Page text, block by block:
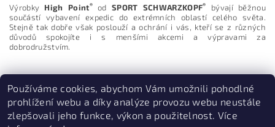
osobních údajů
Výrobky High Point®odSPORT SCHWARZKOPF®
bývají běžnou
součástí vybavení expedic do extrémních oblastí celého světa.
Stejně tak dobře však poslouží a ochrání i vás, kteří se z různých
důvodů spokojíte i s menšími akcemi a výpravami za
dobrodružstvím.
Používáme cookies, abychom Vám umožnili pohodlné
prohlížení webu a díky analýze provozu webu neustále
zlepšovali jeho funkce, výkon a použitelnost. Více